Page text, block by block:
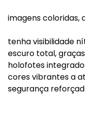
imagens coloridas,
tenha visibilidade
escuro total,
holofotes
cores vibrantes a
segurança